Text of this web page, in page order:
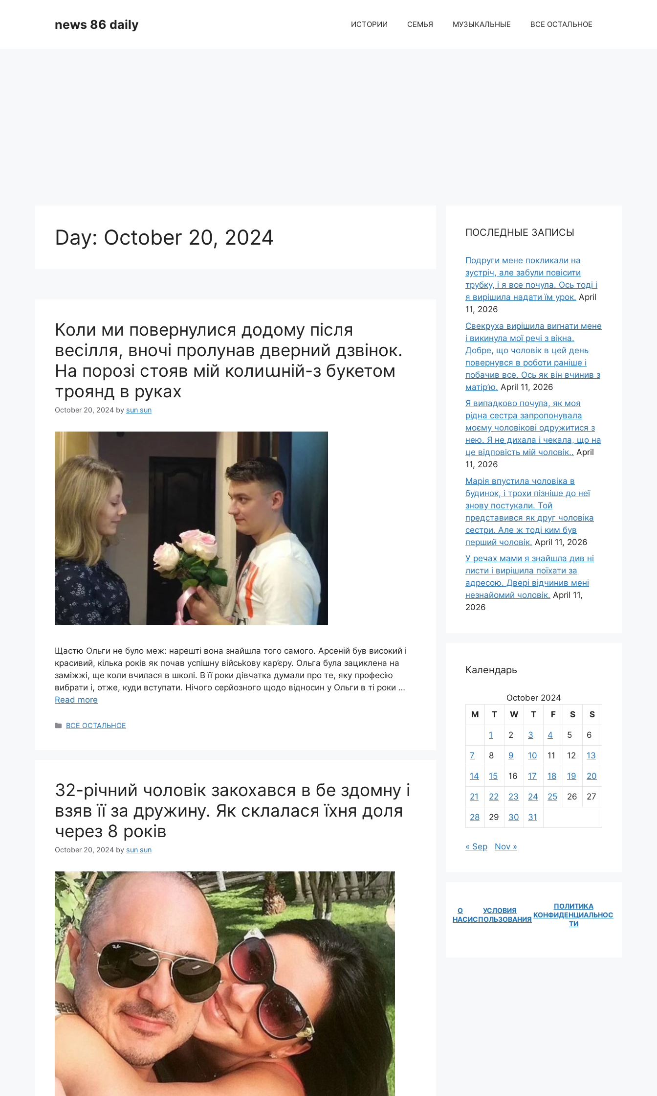
news 86 daily ИСТОРИИ СЕМЬЯ МУЗЫКАЛЬНЫЕ ВСЕ ОСТАЛЬНОЕ
Day: October 20, 2024
Коли ми повернулися додому після
весілля, вночі пролунав дверний дзвінок.
На порозі стояв мій колиաній-з букетом
троянд в руках
October 20, 2024 by sun sun
Щастю Ольги не було меж: нарешті вона знайшла того самого. Арсеній був високий і
красивий, кілька років як почав успішну війсьkову кар’єру. Ольга була зациклена на
заміжжі, ще коли вчилася в школі. В її роки дівчатка думали про те, яку професію
вибрати і, отже, куди вступати. Нічого серйозного щодо відносин у Ольги в ті роки …
Read more
Categories
ВСЕ ОСТАЛЬНОЕ
32-річний чоловік закохався в бе здомну і
взяв її за дружину. Як склалася їхня доля
через 8 років
October 20, 2024 by sun sun
ПОСЛЕДНЫЕ ЗАПИСЫ
Подруги мене покликали на
зустріч, але забули повісити
трубку, і я все почула. Ось тоді і
я вирішила надати їм урок. April
11, 2026
Свекруха вирішила виrнати мене
і викинула мої речі з вікна.
Добре, що чоловік в цей день
повернувся в роботи раніше і
побачив все. Ось як він вчинив з
матір’ю. April 11, 2026
Я випадково почула, як моя
рідна сестра запропонувала
моєму чоловікові одружитися з
нею. Я не дихала і чекала, що на
це відповість мій чоловік.. April
11, 2026
Марія впустила чоловіка в
будинок, і трохи пізніше до неї
знову постукали. Той
представився як друг чоловіка
сестри. Але ж тоді ким був
перший чоловік. April 11, 2026
У речах мами я знайшла див ні
листи і вирішила поїхати за
адресою. Двері відчинив мені
незнайомий чоловік. April 11,
2026
Календарь
October 2024
M
T W T F S S
1 2 3 4 5 6
7 8 9 10 11 12 13
14 15 16 17 18 19 20
21 22 23 24 25 26 27
28 29 30 31
« Sep Nov »
О
НАС
УСЛОВИЯ
ИСПОЛЬЗОВАНИЯ
ПОЛИТИКА
КОНФИДЕНЦИАЛЬНОС
ТИ